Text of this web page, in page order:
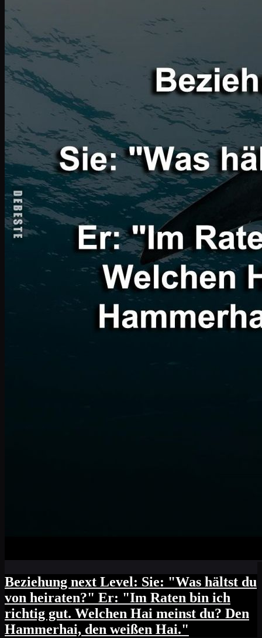
Beziehung next Level: Sie: "Was hältst du
von heiraten?" Er: "Im Raten bin ich
richtig gut. Welchen Hai meinst du? Den
Hammerhai, den weißen Hai."